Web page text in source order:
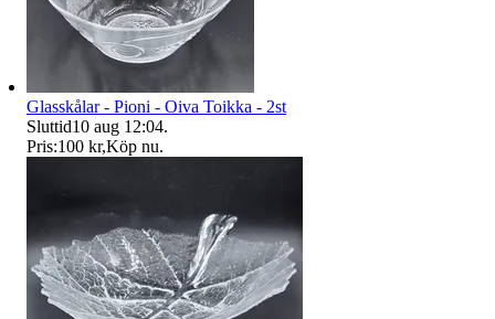
Glasskålar - Pioni - Oiva Toikka - 2st
Sluttid10 aug 12:04.
Pris:100 kr,Köp nu.